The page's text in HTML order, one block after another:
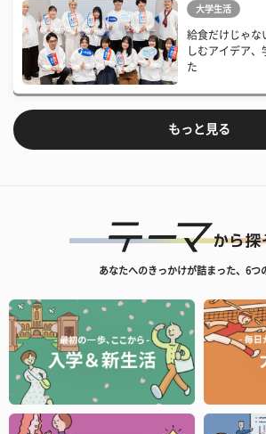
大学生活
給食だけじゃ
しむアイデア、
た
もっと見る
あなたへのきっかけが詰まった、6つ